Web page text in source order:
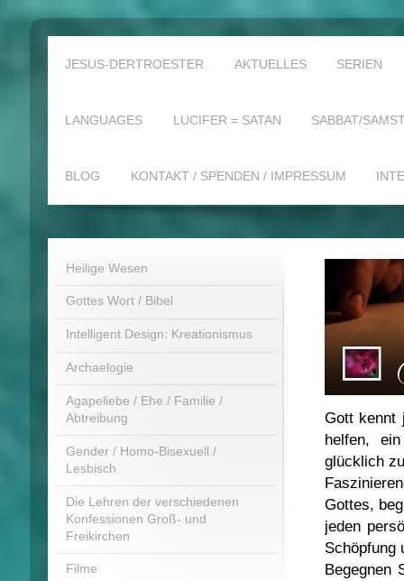
JESUS-DERTROESTER AKTUELLES SERIEN
LANGUAGES LUCIFER = SATAN SABBAT/
BLOG KONTAKT / SPENDEN / IMPRESSUM
Gott kennt
helfen,
glücklich
Gottes,
jeden
Schöpfung
Begegnen
Heilige Wesen
Gottes Wort / Bibel
Intelligent Design: Kreationismus
Archaelogie
Agapeliebe / Ehe / Familie /
Abtreibung
Gender / Homo-Bisexuell /
Lesbisch
Die Lehren der verschiedenen
Konfessionen Groß- und
Freikirchen
Filme